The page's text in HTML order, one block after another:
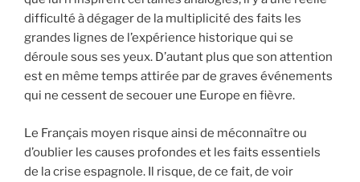
difficulté à dégager de la multiplicité des faits les
grandes lignes de l’expérience historique qui se
déroule sous ses yeux. D’autant plus que son attention
est en même temps attirée par de graves événements
qui ne cessent de secouer une Europe en fièvre.
Le Français moyen risque ainsi de méconnaître ou
d’oublier les causes profondes et les faits essentiels
de la crise espagnole. Il risque, de ce fait, de voir